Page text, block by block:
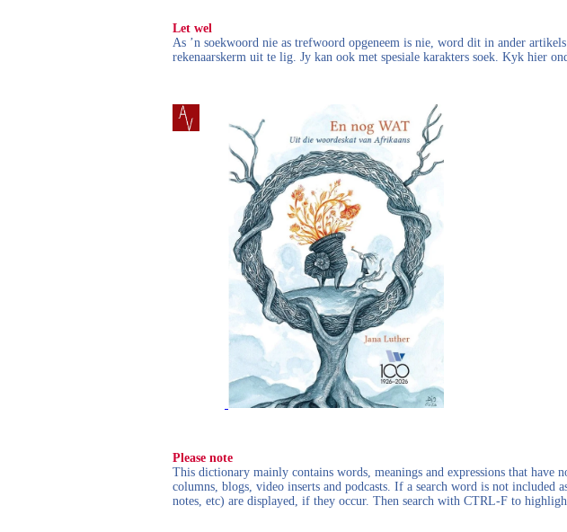
Let wel
As ’n soekwoord nie as trefwoord opgeneem is nie, word dit in ander
rekenaarskerm uit te lig. Jy kan ook met spesiale karakters soek. Kyk hier
Please note
This dictionary mainly contains words, meanings and expressions that
columns, blogs, video inserts and podcasts. If a search word is not included
notes, etc) are displayed, if they occur. Then search with CTRL-F to